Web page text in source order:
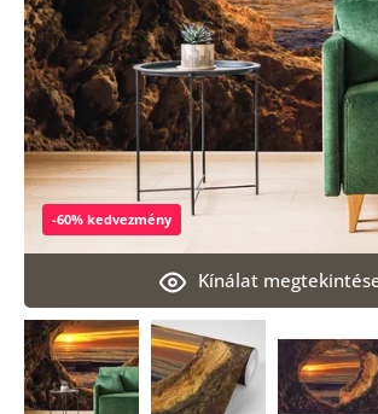
Kínálat
-60% kedvezmény